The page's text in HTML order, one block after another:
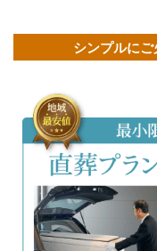
シンプルに